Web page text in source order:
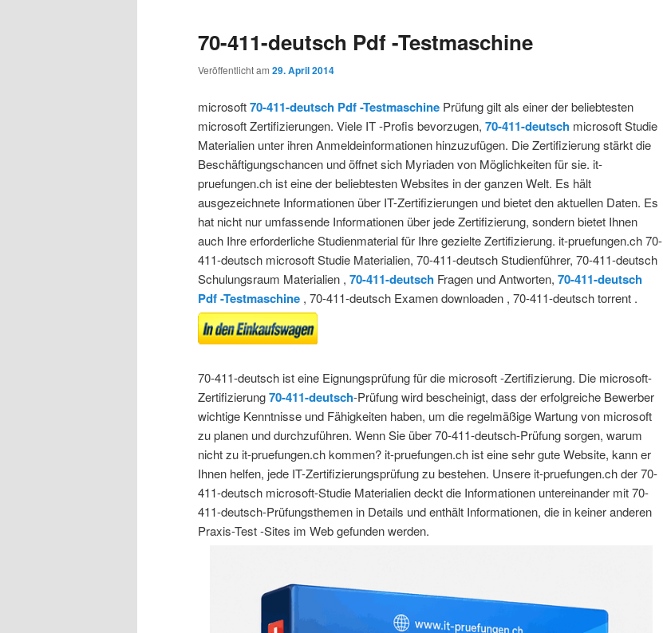
70-411-deutsch Pdf -Testmaschine
Veröffentlicht am 29. April 2014
microsoft70-411-deutsch Pdf -Testmaschine Prüfung gilt als einer der beliebtesten
microsoft Zertifizierungen. Viele IT -Profis bevorzugen, 70-411-deutsch microsoft Studie
Materialien unter ihren Anmeldeinformationen hinzuzufügen. Die Zertifizierung stärkt die
Beschäftigungschancen und öffnet sich Myriaden von Möglichkeiten für sie. it-
pruefungen.ch ist eine der beliebtesten Websites in der ganzen Welt. Es hält
ausgezeichnete Informationen über IT-Zertifizierungen und bietet den aktuellen Daten. Es
hat nicht nur umfassende Informationen über jede Zertifizierung, sondern bietet Ihnen
auch Ihre erforderliche Studienmaterial für Ihre gezielte Zertifizierung. it-pruefungen.ch 70-
411-deutsch microsoft Studie Materialien, 70-411-deutsch Studienführer, 70-411-deutsch
Schulungsraum Materialien , 70-411-deutsch Fragen und Antworten, 70-411-deutsch
Pdf -Testmaschine , 70-411-deutsch Examen downloaden , 70-411-deutsch torrent .
70-411-deutsch ist eine Eignungsprüfung für die microsoft -Zertifizierung. Die microsoft-
Zertifizierung70-411-deutsch-Prüfung wird bescheinigt, dass der erfolgreiche Bewerber
wichtige Kenntnisse und Fähigkeiten haben, um die regelmäßige Wartung von microsoft
zu planen und durchzuführen. Wenn Sie über 70-411-deutsch-Prüfung sorgen, warum
nicht zu it-pruefungen.ch kommen? it-pruefungen.ch ist eine sehr gute Website, kann er
Ihnen helfen, jede IT-Zertifizierungsprüfung zu bestehen. Unsere it-pruefungen.ch der 70-
411-deutsch microsoft-Studie Materialien deckt die Informationen untereinander mit 70-
411-deutsch-Prüfungsthemen in Details und enthält Informationen, die in keiner anderen
Praxis-Test -Sites im Web gefunden werden.